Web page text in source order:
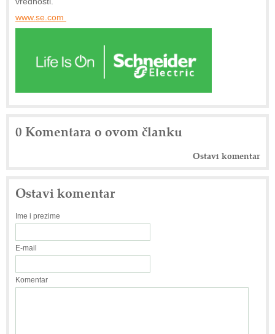
www.se.com
0 Komentara o ovom članku
Ostavi komentar
Ostavi komentar
Ime i prezime
E-mail
Komentar